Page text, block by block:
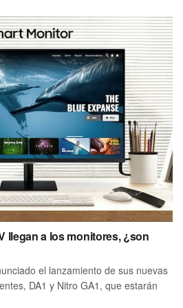
llegan a los monitores, ¿son
el lanzamiento de sus nuevas
DA1 y Nitro GA1, que estarán